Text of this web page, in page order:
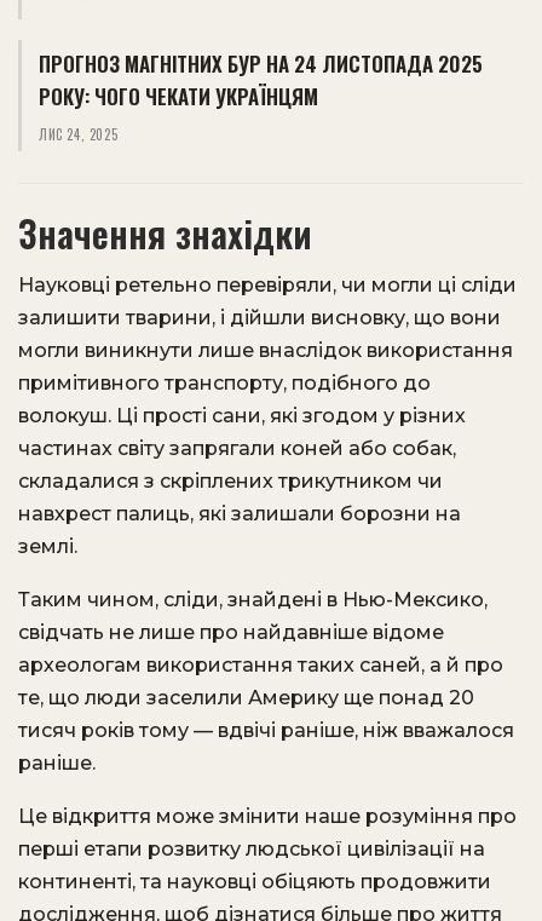
ПРОГНОЗ МАГНІТНИХ БУР НА 24 ЛИСТОПАДА 2025
РОКУ: ЧОГО ЧЕКАТИ УКРАЇНЦЯМ
ЛИС 24, 2025
Значення знахідки
Науковці ретельно перевіряли, чи могли ці сліди
залишити тварини, і дійшли висновку, що вони
могли виникнути лише внаслідок використання
примітивного транспорту, подібного до
волокуш. Ці прості сани, які згодом у різних
частинах світу запрягали коней або собак,
складалися з скріплених трикутником чи
навхрест палиць, які залишали борозни на
землі.
Таким чином, сліди, знайдені в Нью-Мексико,
свідчать не лише про найдавніше відоме
археологам використання таких саней, а й про
те, що люди заселили Америку ще понад 20
тисяч років тому — вдвічі раніше, ніж вважалося
раніше.
Це відкриття може змінити наше розуміння про
перші етапи розвитку людської цивілізації на
континенті, та науковці обіцяють продовжити
дослідження, щоб дізнатися більше про життя